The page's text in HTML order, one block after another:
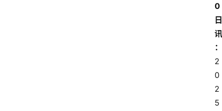
0
日
讯
：
2
0
2
5